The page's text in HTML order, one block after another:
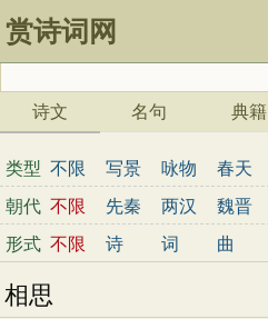
赏诗词网
诗文 名句 典籍
类型 不限 写景 咏物 春天
写雨
写雪 写风 写花
柳树
月亮 山水 写山
儿童
写鸟 写马 田园
朝代 不限 先秦 两汉 魏晋
五代
宋代 金朝 元代
形式 不限 诗 词 曲
相思